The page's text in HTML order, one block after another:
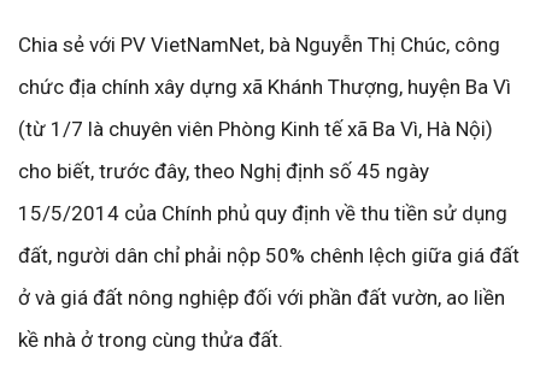
Chia sẻ với PV VietNamNet, bà Nguyễn Thị Chúc, công
chức địa chính xây dựng xã Khánh Thượng, huyện Ba Vì
(từ 1/7 là chuyên viên Phòng Kinh tế xã Ba Vì, Hà Nội)
cho biết, trước đây, theo Nghị định số 45 ngày
15/5/2014 của Chính phủ quy định về thu tiền sử dụng
đất, người dân chỉ phải nộp 50% chênh lệch giữa giá đất
ở và giá đất nông nghiệp đối với phần đất vườn, ao liền
kề nhà ở trong cùng thửa đất.